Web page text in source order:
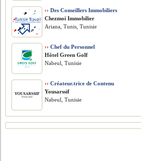
›› Des Conseillers Immobiliers
Chezmoi Immobilier
Ariana, Tunis, Tunisie
›› Chef du Personnel
Hôtel Green Golf
Nabeul, Tunisie
›› Créateur.trice de Contenu
Yousarssif
Nabeul, Tunisie